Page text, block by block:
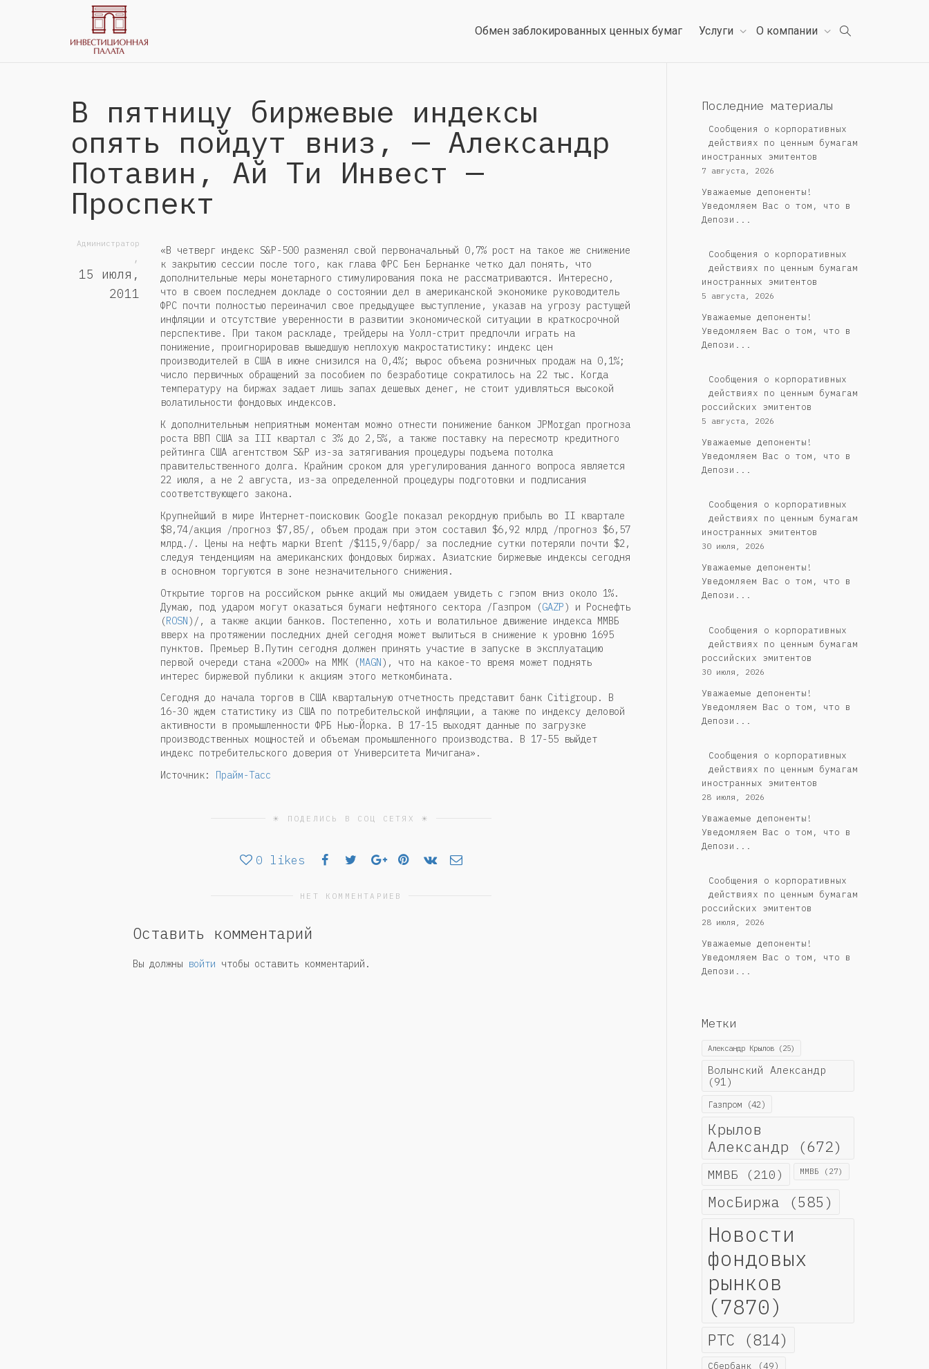
Обмен заблокированных ценных бумаг Услуги О компании
В пятницу биржевые индексы
опять пойдут вниз, — Александр
Потавин, Ай Ти Инвест —
Проспект
Администратор
,
15 июля,
2011
«В четверг индекс S&P-500 разменял свой первоначальный 0,7% рост на такое же снижение
к закрытию сессии после того, как глава ФРС Бен Бернанке четко дал понять, что
дополнительные меры монетарного стимулирования пока не рассматриваются. Интересно,
что в своем последнем докладе о состоянии дел в американской экономике руководитель
ФРС почти полностью переиначил свое предыдущее выступление, указав на угрозу растущей
инфляции и отсутствие уверенности в развитии экономической ситуации в краткосрочной
перспективе. При таком раскладе, трейдеры на Уолл-стрит предпочли играть на
понижение, проигнорировав вышедшую неплохую макростатистику: индекс цен
производителей в США в июне снизился на 0,4%; вырос объема розничных продаж на 0,1%;
число первичных обращений за пособием по безработице сократилось на 22 тыс. Когда
температуру на биржах задает лишь запах дешевых денег, не стоит удивляться высокой
волатильности фондовых индексов.
К дополнительным неприятным моментам можно отнести понижение банком JPMorgan прогноза
роста ВВП США за III квартал с 3% до 2,5%, а также поставку на пересмотр кредитного
рейтинга США агентством S&P из-за затягивания процедуры подъема потолка
правительственного долга. Крайним сроком для урегулирования данного вопроса является
22 июля, а не 2 августа, из-за определенной процедуры подготовки и подписания
соответствующего закона.
Крупнейший в мире Интернет-поисковик Google показал рекордную прибыль во II квартале
$8,74/акция /прогноз $7,85/, объем продаж при этом составил $6,92 млрд /прогноз $6,57
млрд./. Цены на нефть марки Brent /$115,9/барр/ за последние сутки потеряли почти $2,
следуя тенденциям на американских фондовых биржах. Азиатские биржевые индексы сегодня
в основном торгуются в зоне незначительного снижения.
Открытие торгов на российском рынке акций мы ожидаем увидеть с гэпом вниз около 1%.
Думаю, под ударом могут оказаться бумаги нефтяного сектора /Газпром (GAZP) и Роснефть
(ROSN)/, а также акции банков. Постепенно, хоть и волатильное движение индекса ММВБ
вверх на протяжении последних дней сегодня может вылиться в снижение к уровню 1695
пунктов. Премьер В.Путин сегодня должен принять участие в запуске в эксплуатацию
первой очереди стана «2000» на ММК (MAGN), что на какое-то время может поднять
интерес биржевой публики к акциям этого меткомбината.
Сегодня до начала торгов в США квартальную отчетность представит банк Citigroup. В
16-30 ждем статистику из США по потребительской инфляции, а также по индексу деловой
активности в промышленности ФРБ Нью-Йорка. В 17-15 выходят данные по загрузке
производственных мощностей и объемам промышленного производства. В 17-55 выйдет
индекс потребительского доверия от Университета Мичигана».
Источник:
Прайм-Тасс
☀ ПОДЕЛИСЬ В СОЦ СЕТЯХ ☀
0 likes
НЕТ КОММЕНТАРИЕВ
Оставить комментарий
Вы должны войти чтобы оставить комментарий.
Последние материалы
Сообщения о корпоративных
действиях по ценным бумагам
иностранных эмитентов
7 августа, 2026
Уважаемые депоненты!
Уведомляем Вас о том, что в
Депози...
Сообщения о корпоративных
действиях по ценным бумагам
иностранных эмитентов
5 августа, 2026
Уважаемые депоненты!
Уведомляем Вас о том, что в
Депози...
Cообщения о корпоративных
действиях по ценным бумагам
российских эмитентов
5 августа, 2026
Уважаемые депоненты!
Уведомляем Вас о том, что в
Депози...
Сообщения о корпоративных
действиях по ценным бумагам
иностранных эмитентов
30 июля, 2026
Уважаемые депоненты!
Уведомляем Вас о том, что в
Депози...
Cообщения о корпоративных
действиях по ценным бумагам
российских эмитентов
30 июля, 2026
Уважаемые депоненты!
Уведомляем Вас о том, что в
Депози...
Сообщения о корпоративных
действиях по ценным бумагам
иностранных эмитентов
28 июля, 2026
Уважаемые депоненты!
Уведомляем Вас о том, что в
Депози...
Cообщения о корпоративных
действиях по ценным бумагам
российских эмитентов
28 июля, 2026
Уважаемые депоненты!
Уведомляем Вас о том, что в
Депози...
Метки
Александр Крылов(25)
Волынский Александр
(91)
Газпром(42)
Крылов
Александр (672)
ММВБ (210) ММВБ (27)
МосБиржа (585)
Новости
фондовых
рынков
(7870)
РТС (814)
Сбербанк (49)